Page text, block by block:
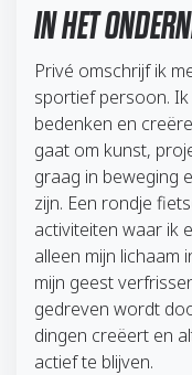
IN HET
Privé omschrijf ik
sportief persoon.
bedenken en
gaat om kunst,
graag in beweging
zijn. Een rondje
activiteiten waar ik
alleen mijn lichaam
mijn geest
gedreven wordt
dingen creëert en
actief te blijven.